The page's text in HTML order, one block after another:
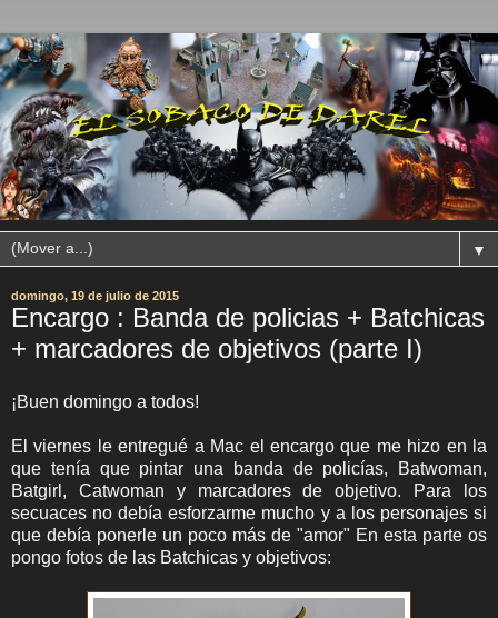
▼
domingo, 19 de julio de 2015
Encargo : Banda de policias + Batchicas
+ marcadores de objetivos (parte I)
¡Buen domingo a todos!
El viernes le entregué a Mac el encargo que me hizo en la
que tenía que pintar una banda de policías, Batwoman,
Batgirl, Catwoman y marcadores de objetivo. Para los
secuaces no debía esforzarme mucho y a los personajes si
que debía ponerle un poco más de "amor" En esta parte os
pongo fotos de las Batchicas y objetivos: